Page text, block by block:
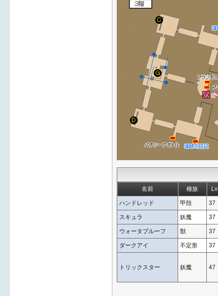
名前 種族 Lv
ハンドレッド 甲殻 37
スキュラ 妖魔 37
ウォータプルーフ 獣 37
ダークアイ 不定形 37
トリックスター 妖魔 47